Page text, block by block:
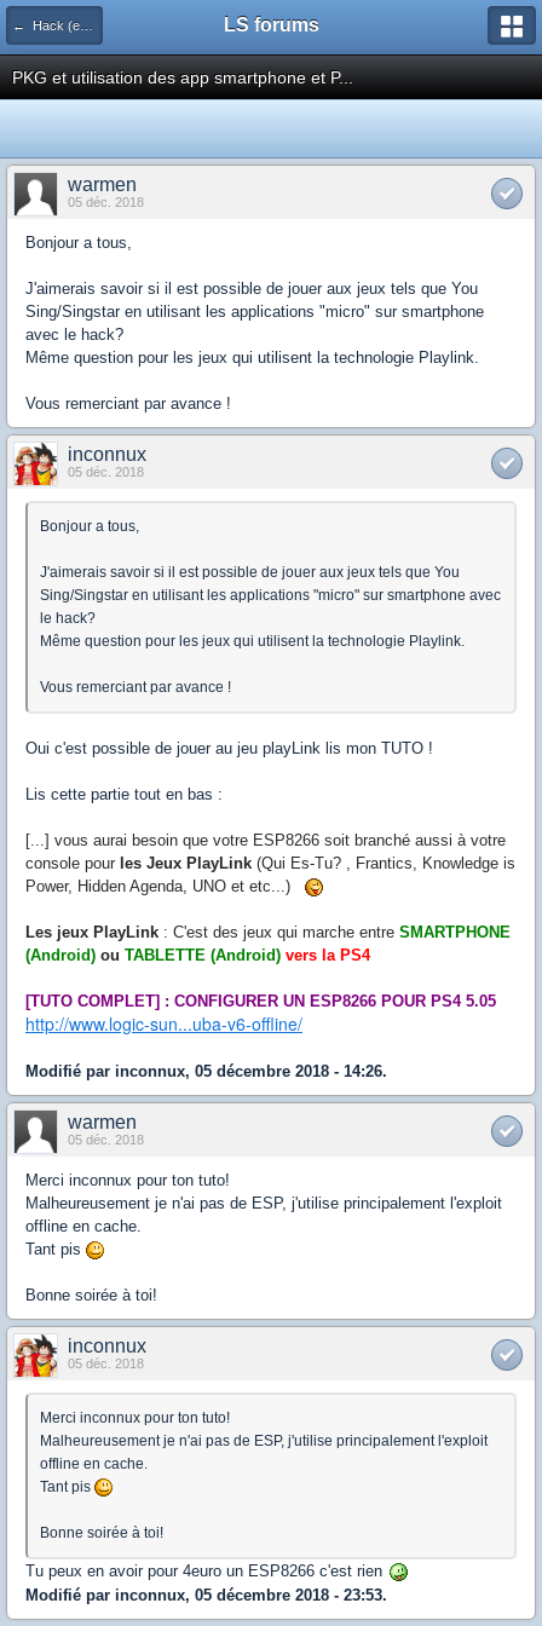
← Hack (exploits, homebrews...) LS forums
PKG et utilisation des app smartphone et P...
warmen
05 déc. 2018
Bonjour a tous,
J'aimerais savoir si il est possible de jouer aux jeux tels que You
Sing/Singstar en utilisant les applications "micro" sur smartphone
avec le hack?
Même question pour les jeux qui utilisent la technologie Playlink.
Vous remerciant par avance !
inconnux
05 déc. 2018
Bonjour a tous,
J'aimerais savoir si il est possible de jouer aux jeux tels que You
Sing/Singstar en utilisant les applications "micro" sur smartphone avec
le hack?
Même question pour les jeux qui utilisent la technologie Playlink.
Vous remerciant par avance !
Oui c'est possible de jouer au jeu playLink lis mon TUTO !
Lis cette partie tout en bas :
[...] vous aurai besoin que votre ESP8266 soit branché aussi à votre
console pour les Jeux PlayLink (Qui Es-Tu? , Frantics, Knowledge is
Power, Hidden Agenda, UNO et etc...)
Les jeux PlayLink : C'est des jeux qui marche entre SMARTPHONE
(Android) ou TABLETTE (Android) vers la PS4
[TUTO COMPLET] : CONFIGURER UN ESP8266 POUR PS4 5.05
http://www.logic-sun...uba-v6-offline/
Modifié par inconnux, 05 décembre 2018 - 14:26.
warmen
05 déc. 2018
Merci inconnux pour ton tuto!
Malheureusement je n'ai pas de ESP, j'utilise principalement l'exploit
offline en cache.
Tant pis
Bonne soirée à toi!
inconnux
05 déc. 2018
Merci inconnux pour ton tuto!
Malheureusement je n'ai pas de ESP, j'utilise principalement l'exploit
offline en cache.
Tant pis
Bonne soirée à toi!
Tu peux en avoir pour 4euro un ESP8266 c'est rien
Modifié par inconnux, 05 décembre 2018 - 23:53.